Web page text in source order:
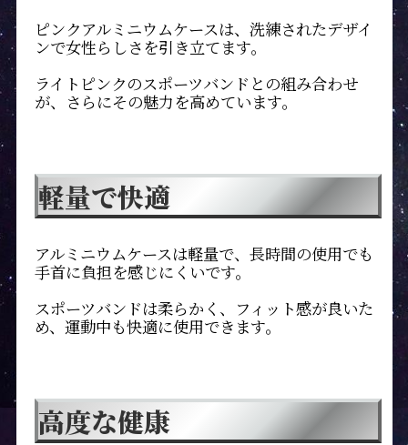
ピンクアルミニウムケースは、洗練されたデザイ
ンで女性らしさを引き立てます。
ライトピンクのスポーツバンドとの組み合わせ
が、さらにその魅力を高めています。
軽量で快適
アルミニウムケースは軽量で、長時間の使用でも
手首に負担を感じにくいです。
スポーツバンドは柔らかく、フィット感が良いた
め、運動中も快適に使用できます。
高度な健康